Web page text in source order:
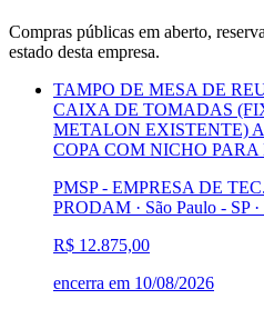
Compras públicas em aberto,
estado desta empresa.
TAMPO DE MESA DE
CAIXA DE TOMADAS
METALON EXISTENTE)
COPA COM NICHO
PMSP - EMPRESA DE
PRODAM · São Paulo - SP·
R$ 12.875,00
encerra em 10/08/2026